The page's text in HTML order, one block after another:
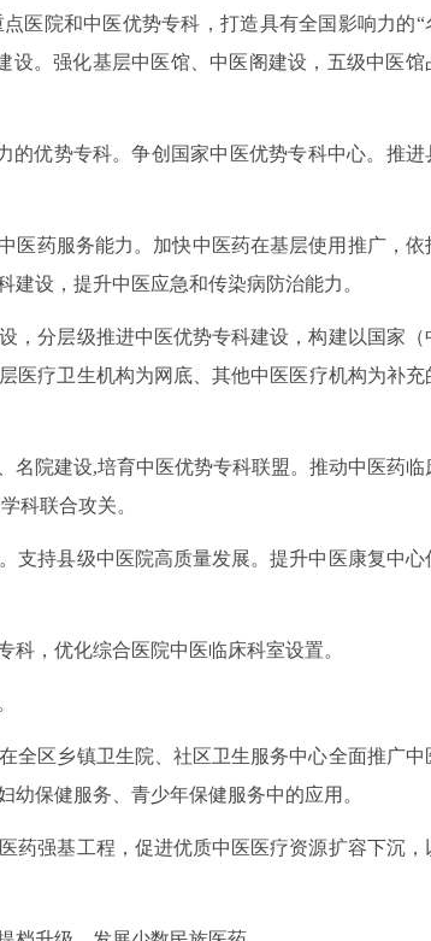
医院和中医优势专科，打造具有全国影响力的“
设。强化基层中医馆、中医阁建设，五级中医馆
的优势专科。争创国家中医优势专科中心。推进
医药服务能力。加快中医药在基层使用推广，依
设，提升中医应急和传染病防治能力。
，分层级推进中医优势专科建设，构建以国家（
医疗卫生机构为网底、其他中医医疗机构为补充
名院建设,培育中医优势专科联盟。推动中医药临
科联合攻关。
支持县级中医院高质量发展。提升中医康复中心
，优化综合医院中医临床科室设置。
全区乡镇卫生院、社区卫生服务中心全面推广中
保健服务、青少年保健服务中的应用。
药强基工程，促进优质中医医疗资源扩容下沉，